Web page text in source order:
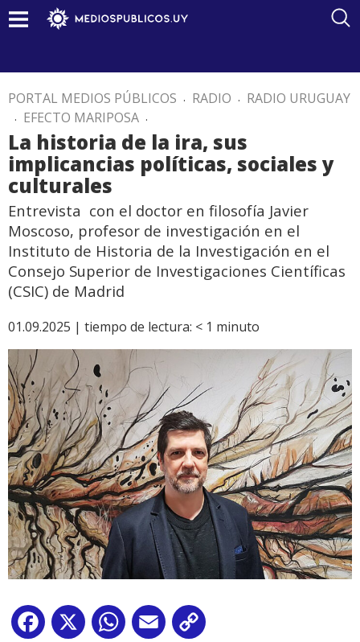
PORTAL MEDIOS PÚBLICOS . RADIO . RADIO URUGUAY
. EFECTO MARIPOSA .
La historia de la ira, sus
implicancias políticas, sociales y
culturales
Entrevista con el doctor en filosofía Javier
Moscoso, profesor de investigación en el
Instituto de Historia de la Investigación en el
Consejo Superior de Investigaciones Científicas
(CSIC) de Madrid
01.09.2025 | tiempo de lectura: < 1 minuto
Facebook
X WhatsApp
Email